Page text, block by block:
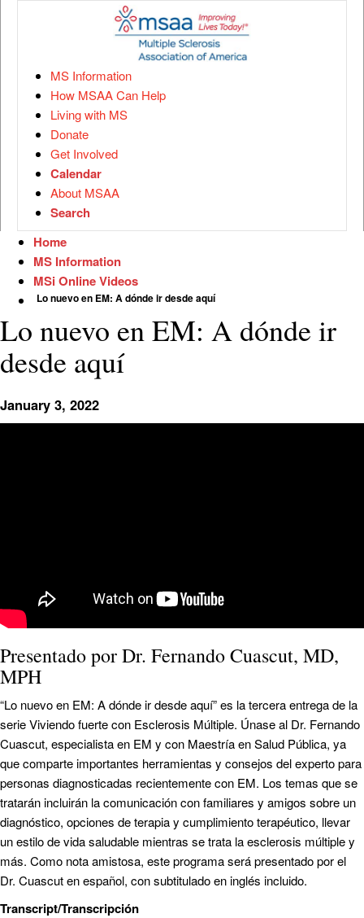
MS Information
How MSAA Can Help
Living with MS
Donate
Get Involved
Calendar
About MSAA
Search
Home
MS Information
MSi Online Videos
Lo nuevo en EM: A dónde ir desde aquí
Lo nuevo en EM: A dónde ir
desde aquí
January 3, 2022
Presentado por Dr. Fernando Cuascut, MD,
MPH
“Lo nuevo en EM: A dónde ir desde aquí” es la tercera entrega de la
serie Viviendo fuerte con Esclerosis Múltiple. Únase al Dr. Fernando
Cuascut, especialista en EM y con Maestría en Salud Pública, ya
que comparte importantes herramientas y consejos del experto para
personas diagnosticadas recientemente con EM. Los temas que se
tratarán incluirán la comunicación con familiares y amigos sobre un
diagnóstico, opciones de terapia y cumplimiento terapéutico, llevar
un estilo de vida saludable mientras se trata la esclerosis múltiple y
más. Como nota amistosa, este programa será presentado por el
Dr. Cuascut en español, con subtitulado en inglés incluido.
Transcript/Transcripción